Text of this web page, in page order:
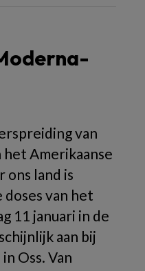
van
het Amerikaanse
land is
doses van het
11 januari in de
aan bij
Oss. Van